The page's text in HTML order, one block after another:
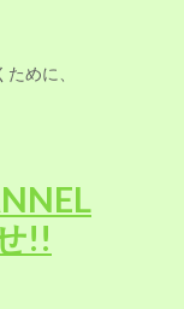
めに、
!!